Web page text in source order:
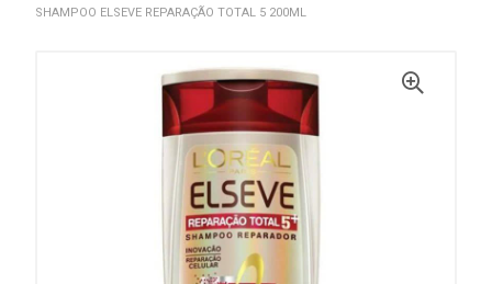
SHAMPOO ELSEVE REPARAÇÃO TOTAL 5 200ML